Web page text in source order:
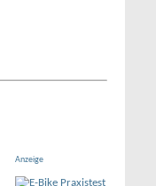
Anzeige